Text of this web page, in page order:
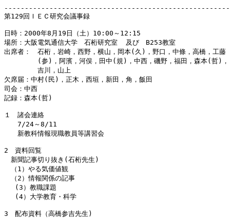
第129回ＩＥＣ研究会議事録
日時：2000年8月19日（土）10:00～12:15
場所：大阪電気通信大学　石桁研究室  及び　B253教室
出席者：　石桁，岩崎，西野，横山，岡本(久)，野口，中條，高橋，工藤
(参)，阿濱，河俣，田中(規)，中西，磯野，福田，森本(哲)，
吉川，山上
欠席届：中村(民)，正木，西垣，新田，角，飯田
司会：中西
記録：森本(哲)
１　諸会連絡
7/24～8/11
新教科情報現職教員等講習会
2　資料回覧
新聞記事切り抜き(石桁先生)
（1）やる気価値観
（2）情報関係の記事
(3）教職課題
(4）大学教育・科学
3　配布資料（高橋参吉先生)